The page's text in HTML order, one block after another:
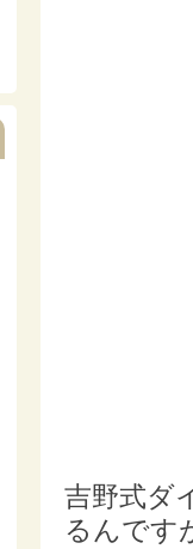
吉野式ダ
るんです